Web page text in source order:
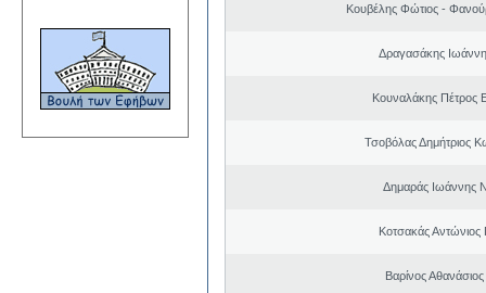
Κουβέλης Φώτιος -
Δραγασάκης
Κουναλάκης Πέτρος
Τσοβόλας Δημήτριος
Δημαράς Ιωάννης
Κοτσακάς Αντώνιος
Βαρίνος